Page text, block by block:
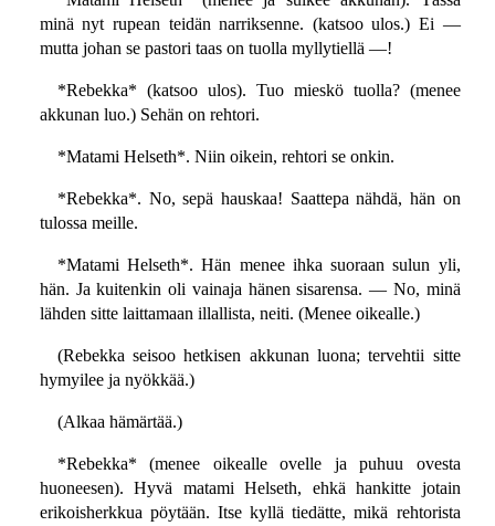
minä nyt rupean teidän narriksenne. (katsoo ulos.) Ei —
mutta johan se pastori taas on tuolla myllytiellä —!
*Rebekka* (katsoo ulos). Tuo mieskö tuolla? (menee
akkunan luo.) Sehän on rehtori.
*Matami Helseth*. Niin oikein, rehtori se onkin.
*Rebekka*. No, sepä hauskaa! Saattepa nähdä, hän on
tulossa meille.
*Matami Helseth*. Hän menee ihka suoraan sulun yli,
hän. Ja kuitenkin oli vainaja hänen sisarensa. — No, minä
lähden sitte laittamaan illallista, neiti. (Menee oikealle.)
(Rebekka seisoo hetkisen akkunan luona; tervehtii sitte
hymyilee ja nyökkää.)
(Alkaa hämärtää.)
*Rebekka* (menee oikealle ovelle ja puhuu ovesta
huoneesen). Hyvä matami Helseth, ehkä hankitte jotain
erikoisherkkua pöytään. Itse kyllä tiedätte, mikä rehtorista